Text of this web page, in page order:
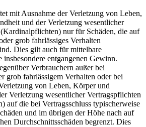
mit Ausnahme der Verletzung von Leben,
und der Verletzung wesentlicher
nur für Schäden, die auf
grob fahrlässiges Verhalten
Dies gilt auch für mittelbare
insbesondere entgangenen Gewinn.
Verbrauchern außer bei
grob fahrlässigem Verhalten oder bei
von Leben, Körper und
Verletzung wesentlicher Vertragspflichten
auf die bei Vertragsschluss typischerweise
und im übrigen der Höhe nach auf
Durchschnittsschäden begrenzt. Dies